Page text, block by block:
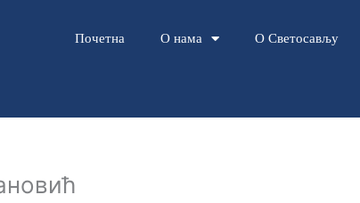
Почетна О нама О Светосављу